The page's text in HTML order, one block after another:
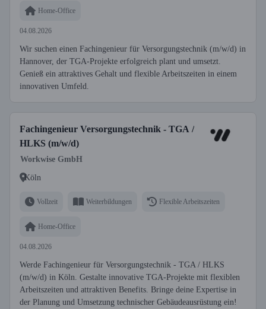
Home-Office
04.08.2026
Wir suchen einen Fachingenieur für Versorgungstechnik (m/w/d) in
Hannover, der TGA-Projekte erfolgreich plant und umsetzt.
Genieß ein attraktives Gehalt und flexible Arbeitszeiten in einem
innovativen Umfeld.
Fachingenieur Versorgungstechnik - TGA /
HLKS (m/w/d)
Workwise GmbH
Köln
Vollzeit Weiterbildungen Flexible Arbeitszeiten
Home-Office
04.08.2026
Werde Fachingenieur für Versorgungstechnik - TGA / HLKS
(m/w/d) in Köln. Gestalte innovative TGA-Projekte mit flexiblen
Arbeitszeiten und attraktiven Benefits. Bringe deine Expertise in
der Planung und Umsetzung technischer Gebäudeausrüstung ein!